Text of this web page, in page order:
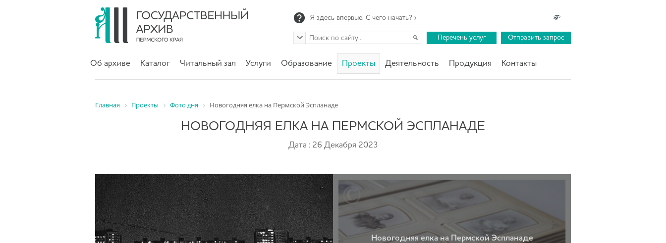
Я здесь впервые. С чего начать? ›
Перечень услуг Отправить запрос
Об архиве Каталог Читальный зал Услуги Образование Проекты Деятельность Продукция Контакты
Главная Проекты Фото дня Новогодняя елка на Пермской Эспланаде
НОВОГОДНЯЯ ЕЛКА НА ПЕРМСКОЙ ЭСПЛАНАДЕ
Дата : 26 Декабря 2023
Новогодняя елка на Пермской Эспланаде